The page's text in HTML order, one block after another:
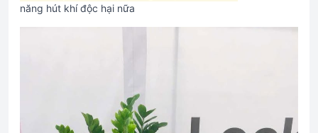
năng hút khí độc hại nữa